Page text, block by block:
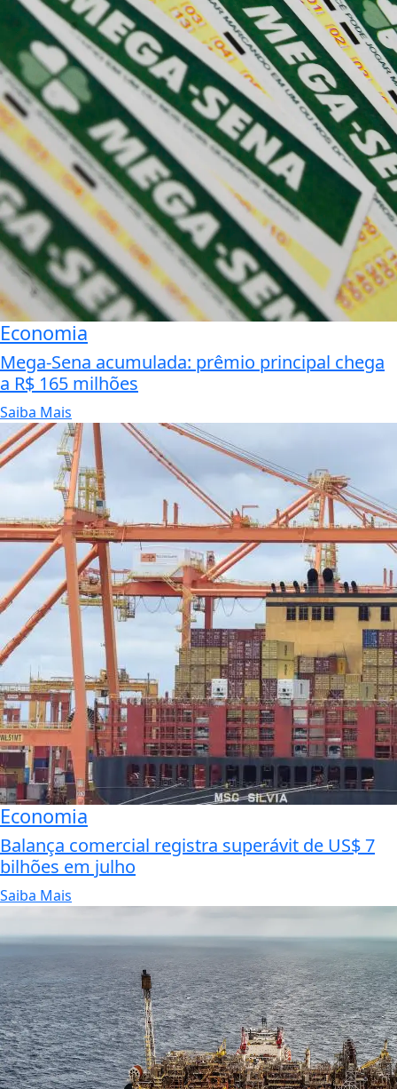
Economia
Mega-Sena acumulada: prêmio principal chega
a R$ 165 milhões
Saiba Mais
Economia
Balança comercial registra superávit de US$ 7
bilhões em julho
Saiba Mais